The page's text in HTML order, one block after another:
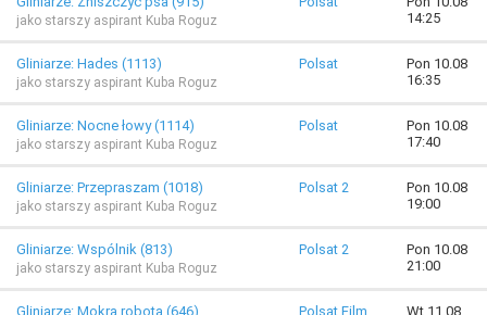
jako starszy aspirant Kuba Roguz
14:25
Gliniarze: Hades (1113)
jako starszy aspirant Kuba Roguz
Polsat
Pon 10.08
16:35
Gliniarze: Nocne łowy (1114)
jako starszy aspirant Kuba Roguz
Polsat
Pon 10.08
17:40
Gliniarze: Przepraszam (1018)
jako starszy aspirant Kuba Roguz
Polsat 2
Pon 10.08
19:00
Gliniarze: Wspólnik (813)
jako starszy aspirant Kuba Roguz
Polsat 2
Pon 10.08
21:00
Gliniarze: Mokra robota (646) Polsat Film
Wt 11.08